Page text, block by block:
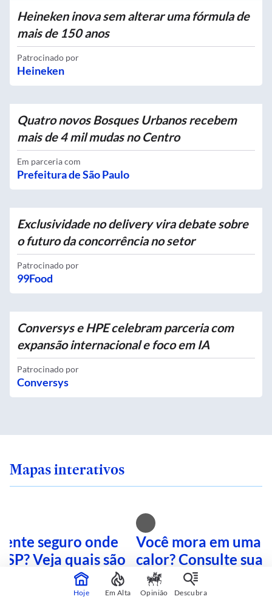
Heineken inova sem alterar uma fórmula de
mais de 150 anos
Patrocinado por
Heineken
Quatro novos Bosques Urbanos recebem
mais de 4 mil mudas no Centro
Em parceria com
Prefeitura de São Paulo
Exclusividade no delivery vira debate sobre
o futuro da concorrência no setor
Patrocinado por
99Food
Conversys e HPE celebram parceria com
expansão internacional e foco em IA
Patrocinado por
Conversys
Mapas interativos
seguro onde
SP? Veja quais são
perigosas
Você mora em uma
calor? Consulte sua
mapa interativo
Hoje Em Alta Opinião Descubra